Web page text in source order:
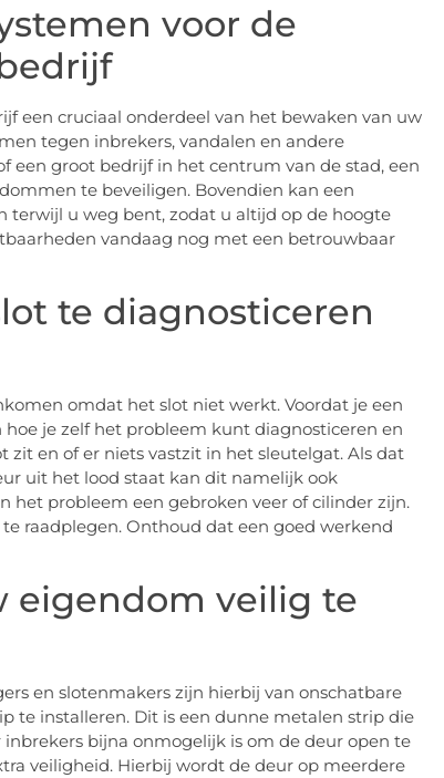
voor de
een cruciaal onderdeel van het bewaken van uw
tegen inbrekers, vandalen en andere
een groot bedrijf in het centrum van de stad, een
te beveiligen. Bovendien kan een
terwijl u weg bent, zodat u altijd op de hoogte
vandaag nog met een betrouwbaar
te diagnosticeren
omdat het slot niet werkt. Voordat je een
je zelf het probleem kunt diagnosticeren en
zit en of er niets vastzit in het sleutelgat. Als dat
uit het lood staat kan dit namelijk ook
het probleem een gebroken veer of cilinder zijn.
raadplegen. Onthoud dat een goed werkend
eigendom veilig te
en slotenmakers zijn hierbij van onschatbare
te installeren. Dit is een dunne metalen strip die
bijna onmogelijk is om de deur open te
veiligheid. Hierbij wordt de deur op meerdere